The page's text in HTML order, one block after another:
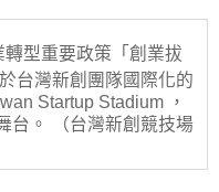
型重要政策「創業拔
台灣新創團隊國際化的
Startup Stadium ，
台。 （台灣新創競技場